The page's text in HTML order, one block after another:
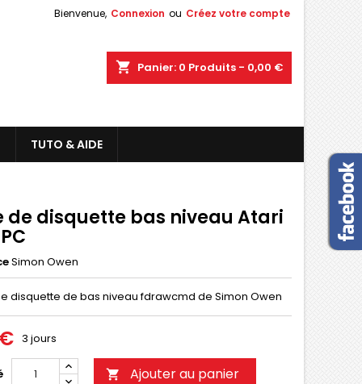
Bienvenue, Connexion ou Créez votre compte
shopping_cart Panier: 0 Produits - 0,00 €
TUTO & AIDE
de disquette bas niveau Atari
Simon Owen
disquette de bas niveau fdrawcmd de Simon Owen
3 jours
 Ajouter au panier